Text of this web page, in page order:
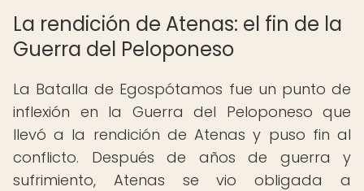
La rendición de Atenas: el fin de la
Guerra del Peloponeso
La Batalla de Egospótamos fue un punto de
inflexión en la Guerra del Peloponeso que
llevó a la rendición de Atenas y puso fin al
conflicto. Después de años de guerra y
sufrimiento, Atenas se vio obligada a